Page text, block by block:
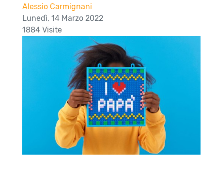
Alessio Carmignani
Lunedì, 14 Marzo 2022
1884 Visite